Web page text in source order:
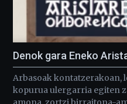
Denok gara Eneko
Arbasoak kontatzerakoan,
kopurua ulergarria egiten